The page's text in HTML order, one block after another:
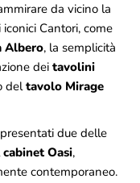
da vicino la
Cantori, come
Albero, la semplicità
dei tavolini
deltavolo Mirage
due delle
cabinet Oasi,
contemporaneo.